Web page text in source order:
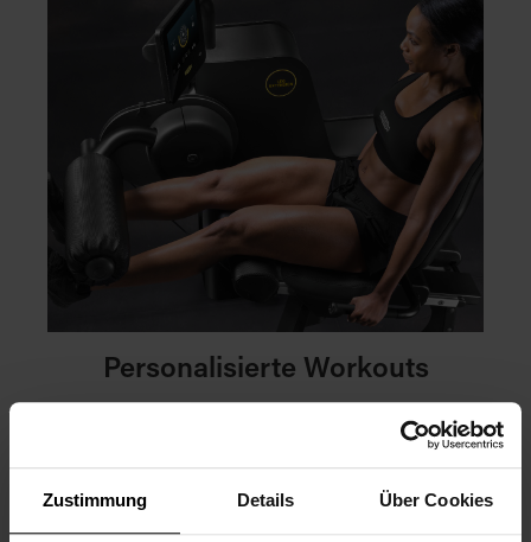
Zustimmung Details Über Cookies
Personalisierte Workouts
Durch die analysierten Echtzeitdaten werden die
Biostrength-Trainingsgeräte anhand der Ergebnisse
Mitgliedern, ihre Fitnessziele schneller zu erreichen.